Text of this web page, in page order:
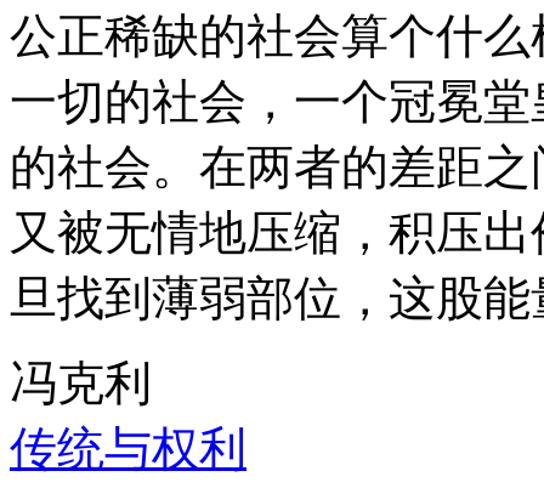
公正稀缺的社会算个什
一切的社会，一个冠冕
的社会。在两者的差距
又被无情地压缩，积压
旦找到薄弱部位，这股
冯克利
传统与权利